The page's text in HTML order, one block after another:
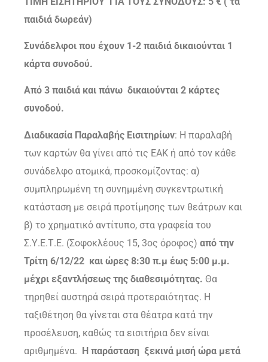
παιδιά δωρεάν)
Συνάδελφοι που έχουν 1-2 παιδιά δικαιούνται 1
κάρτα συνοδού.
Από 3 παιδιά και πάνω δικαιούνται 2 κάρτες
συνοδού.
Διαδικασία Παραλαβής Εισιτηρίων: Η παραλαβή
των καρτών θα γίνει από τις ΕΑΚ ή από τον κάθε
συνάδελφο ατομικά, προσκομίζοντας: α)
συμπληρωμένη τη συνημμένη συγκεντρωτική
κατάσταση με σειρά προτίμησης των θεάτρων και
β) το χρηματικό αντίτυπο, στα γραφεία του
Σ.Υ.Ε.Τ.Ε. (Σοφοκλέους 15, 3ος όροφος) από την
Τρίτη 6/12/22 και ώρες 8:30 π.μ έως 5:00 μ.μ.
μέχρι εξαντλήσεως της διαθεσιμότητας. Θα
τηρηθεί αυστηρά σειρά προτεραιότητας. Η
ταξιθέτηση θα γίνεται στα θέατρα κατά την
προσέλευση, καθώς τα εισιτήρια δεν είναι
αριθμημένα. Η παράσταση ξεκινά μισή ώρα μετά